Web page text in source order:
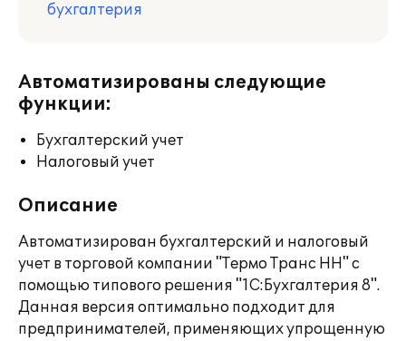
бухгалтерия
Автоматизированы следующие
функции:
Бухгалтерский учет
Налоговый учет
Описание
Автоматизирован бухгалтерский и налоговый
учет в торговой компании "Термо Транс НН" с
помощью типового решения "1С:Бухгалтерия 8".
Данная версия оптимально подходит для
предпринимателей, применяющих упрощенную